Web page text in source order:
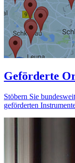
Geförderte
Stöbern Sie
geförderten